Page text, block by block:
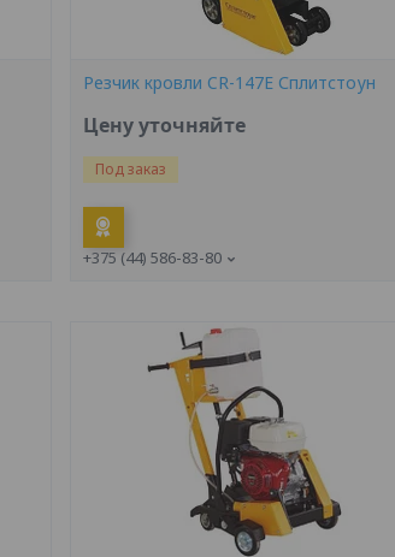
Резчик кровли CR-147E Сплитстоун
Цену уточняйте
Под заказ
+375 (44) 586-83-80